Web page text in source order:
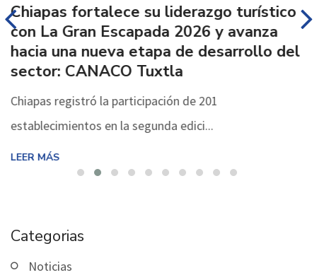
Chiapas fortalece su liderazgo turístico
con La Gran Escapada 2026 y avanza
hacia una nueva etapa de desarrollo del
sector: CANACO Tuxtla
Chiapas registró la participación de 201
establecimientos en la segunda edici...
LEER MÁS
Categorias
Noticias